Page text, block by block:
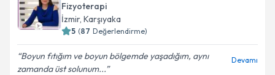
Fizyoterapi
İzmir, Karşıyaka
5 (87 Değerlendirme)
Boyun fıtığım ve boyun bölgemde yaşadığım, aynı
zamanda üst solunum...
Devamı